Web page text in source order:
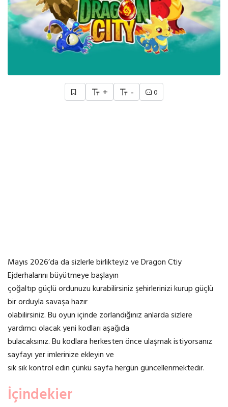
+ - 0
Mayıs 2026’da da sizlerle birlikteyiz ve Dragon Ctiy
Ejderhalarını büyütmeye başlayın
çoğaltıp güçlü ordunuzu kurabilirsiniz şehirlerinizi kurup güçlü
bir orduyla savaşa hazır
olabilirsiniz. Bu oyun içinde zorlandığınız anlarda sizlere
yardımcı olacak yeni kodları aşağıda
bulacaksınız. Bu kodlara herkesten önce ulaşmak istiyorsanız
sayfayı yer imlerinize ekleyin ve
sık sık kontrol edin çünkü sayfa hergün güncellenmektedir.
İçindekier